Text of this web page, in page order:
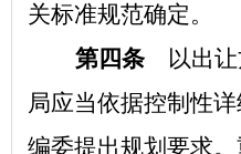
关标准规范确定。
第四条以出让
局应当依据控制性
编委提出规划要求